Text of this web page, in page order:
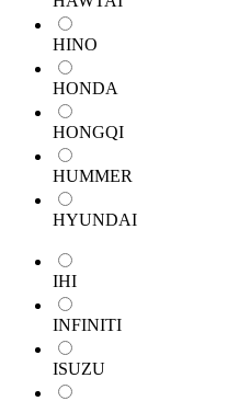
HINO
HONDA
HONGQI
HUMMER
HYUNDAI
IHI
INFINITI
ISUZU